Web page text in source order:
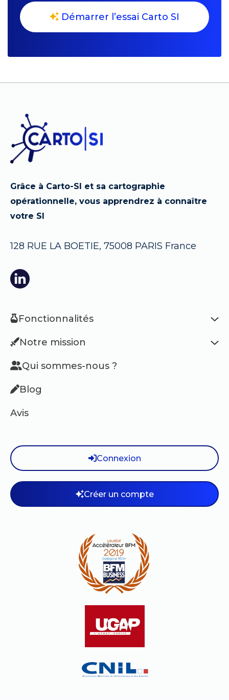
Démarrer l’essai Carto SI
Grâce à Carto-SI et sa cartographie
opérationnelle, vous apprendrez à connaître
votre SI
128 RUE LA BOETIE, 75008 PARIS France
Fonctionnalités
Notre mission
Qui sommes-nous ?
Blog
Avis
Connexion
Créer un compte